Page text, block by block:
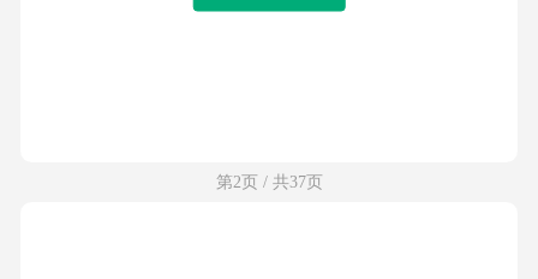
第2页 / 共37页